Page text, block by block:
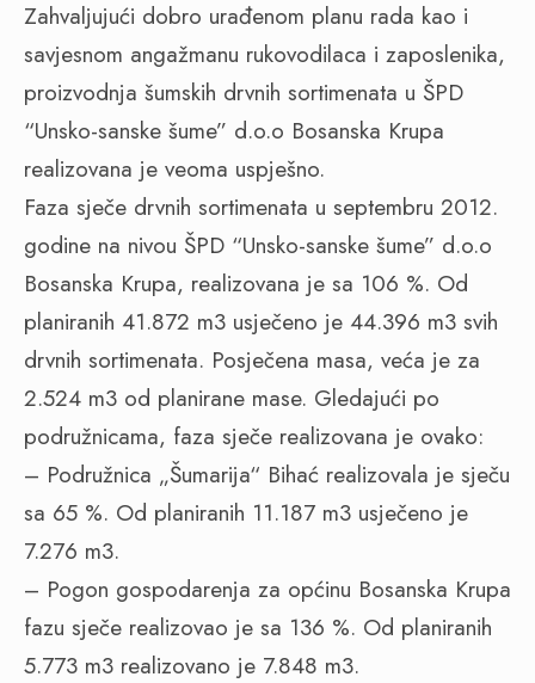
Zahvaljujući dobro urađenom planu rada kao i
savjesnom angažmanu rukovodilaca i zaposlenika,
proizvodnja šumskih drvnih sortimenata u ŠPD
“Unsko-sanske šume” d.o.o Bosanska Krupa
realizovana je veoma uspješno.
Faza sječe drvnih sortimenata u septembru 2012.
godine na nivou ŠPD “Unsko-sanske šume” d.o.o
Bosanska Krupa, realizovana je sa 106 %. Od
planiranih 41.872 m3 usječeno je 44.396 m3 svih
drvnih sortimenata. Posječena masa, veća je za
2.524 m3 od planirane mase. Gledajući po
podružnicama, faza sječe realizovana je ovako:
– Podružnica „Šumarija“ Bihać realizovala je sječu
sa 65 %. Od planiranih 11.187 m3 usječeno je
7.276 m3.
– Pogon gospodarenja za općinu Bosanska Krupa
fazu sječe realizovao je sa 136 %. Od planiranih
5.773 m3 realizovano je 7.848 m3.